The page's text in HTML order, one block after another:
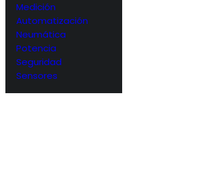
Medición
Automatización
Neumática
Potencia
Seguridad
Sensores